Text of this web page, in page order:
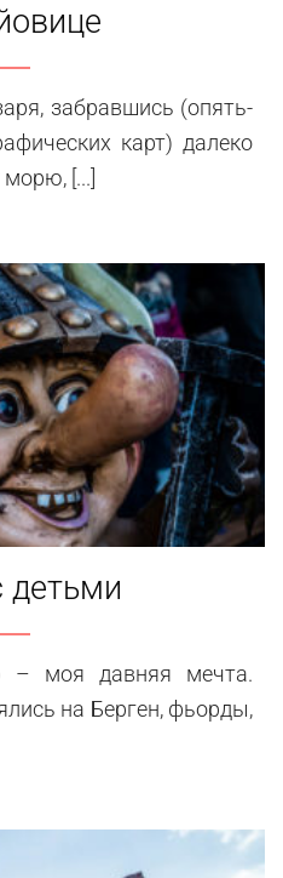
забравшись (опять-
карт) далеко
[...]
детьми
– моя давняя мечта.
на Берген, фьорды,